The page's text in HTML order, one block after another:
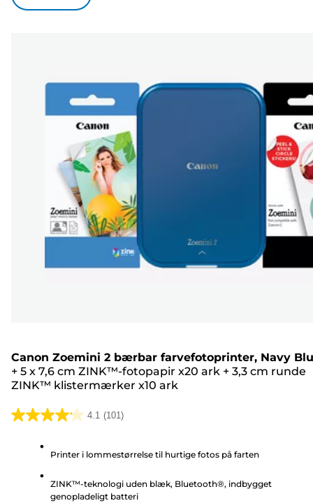
Canon Zoemini 2 bærbar farvefotoprinter, Navy
+ 5 x 7,6 cm ZINK™-fotopapir x20 ark + 3,3 cm runde
ZINK™ klistermærker x10 ark
4.1 (101)
4.1
stjerner.
Printer i lommestørrelse til hurtige fotos på farten
ZINK™-teknologi uden blæk, Bluetooth®, indbygget
genopladeligt batteri